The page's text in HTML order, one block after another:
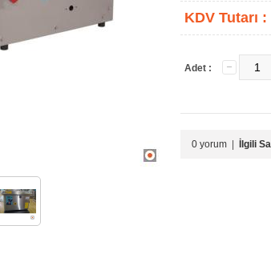
KDV Tutarı :
Adet :
0 yorum İlgili